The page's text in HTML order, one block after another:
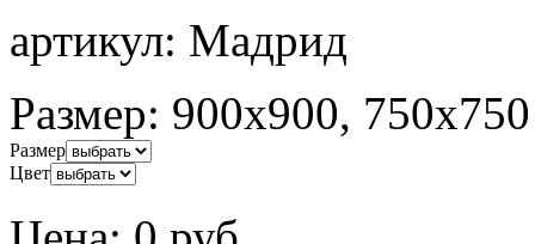
артикул: Мадрид
Размер: 900х900, 750х750
Размер
Цвет